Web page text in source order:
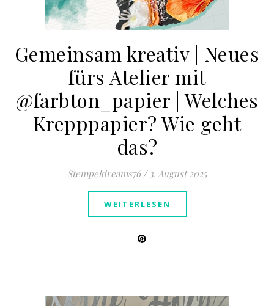
Gemeinsam kreativ | Neues
fürs Atelier mit
@farbton_papier | Welches
Krepppapier? Wie geht
das?
Stempeldreams76 / 3. August 2025
WEITERLESEN